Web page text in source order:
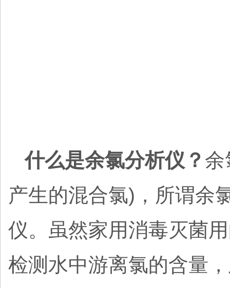
什么是余氯分析仪？ 余
产生的混合氯)，所谓余
仪。虽然家用消毒灭菌
检测水中游离氯的含量